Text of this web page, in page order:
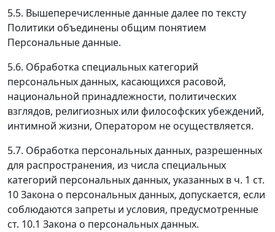
5.5. Вышеперечисленные данные далее по тексту
Политики объединены общим понятием
Персональные данные.
5.6. Обработка специальных категорий
персональных данных, касающихся расовой,
национальной принадлежности, политических
взглядов, религиозных или философских убеждений,
интимной жизни, Оператором не осуществляется.
5.7. Обработка персональных данных, разрешенных
для распространения, из числа специальных
категорий персональных данных, указанных в ч. 1 ст.
10 Закона о персональных данных, допускается, если
соблюдаются запреты и условия, предусмотренные
ст. 10.1 Закона о персональных данных.